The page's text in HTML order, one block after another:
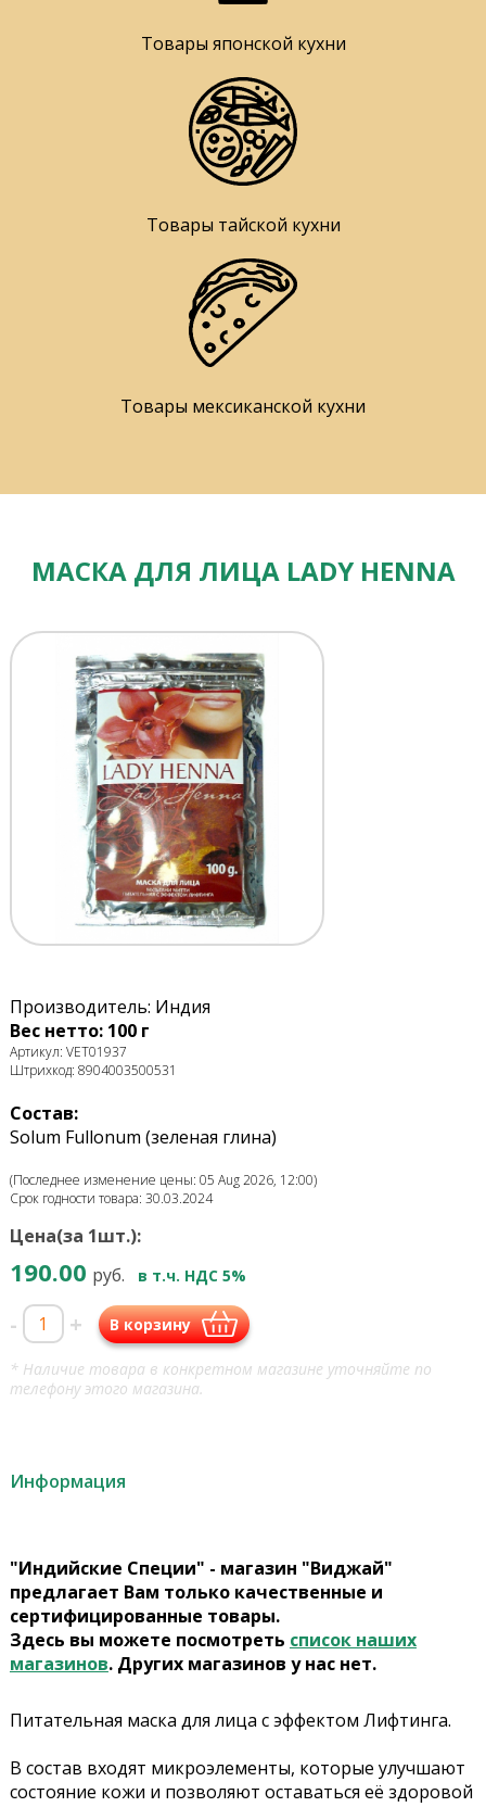
Товары японской кухни
Товары тайской кухни
Товары мексиканской кухни
МАСКА ДЛЯ ЛИЦА LADY HENNA
Производитель: Индия
Вес нетто: 100 г
Артикул: VET01937
Штрихкод: 8904003500531
Состав:
Solum Fullonum (зеленая глина)
(Последнее изменение цены: 05 Aug 2026, 12:00)
Срок годности товара: 30.03.2024
Цена(за 1шт.):
190.00 руб. в т.ч. НДС 5%
- + В корзину
* Наличие товара в конкретном магазине уточняйте по
телефону этого магазина.
Информация
"Индийские Специи" - магазин "Виджай"
предлагает Вам только качественные и
сертифицированные товары.
Здесь вы можете посмотреть список наших
магазинов. Других магазинов у нас нет.
Питательная маска для лица с эффектом Лифтинга.
В состав входят микроэлементы, которые улучшают
состояние кожи и позволяют оставаться её здоровой